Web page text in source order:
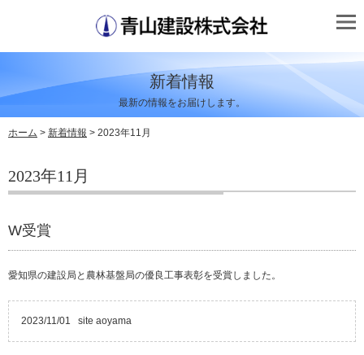
新着情報
最新の情報をお届けします。
ホーム > 新着情報 > 2023年11月
2023年11月
W受賞
愛知県の建設局と農林基盤局の優良工事表彰を受賞しました。
2023/11/01 site aoyama